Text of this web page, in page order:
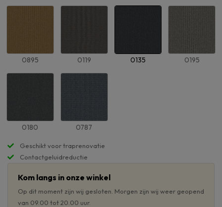
Geschikt voor traprenovatie
Contactgeluidreductie
0895 0119 0135 0195
0180 0787
Kom langs in onze winkel
Op dit moment zijn wij gesloten. Morgen zijn wij weer geopend
van 09.00 tot 20.00 uur.